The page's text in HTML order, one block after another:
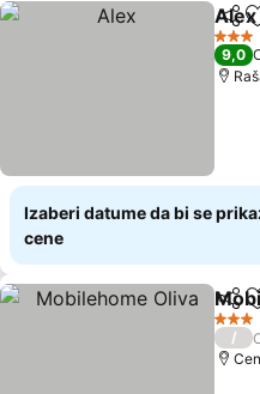
Deli
Alex
3
9,0
Izaberi datume da bi se
cene
Deli
3
/